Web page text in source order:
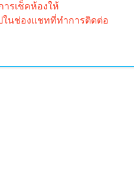
รเช็คห้องให้
นช่องแชทที่ทำการติดต่อ